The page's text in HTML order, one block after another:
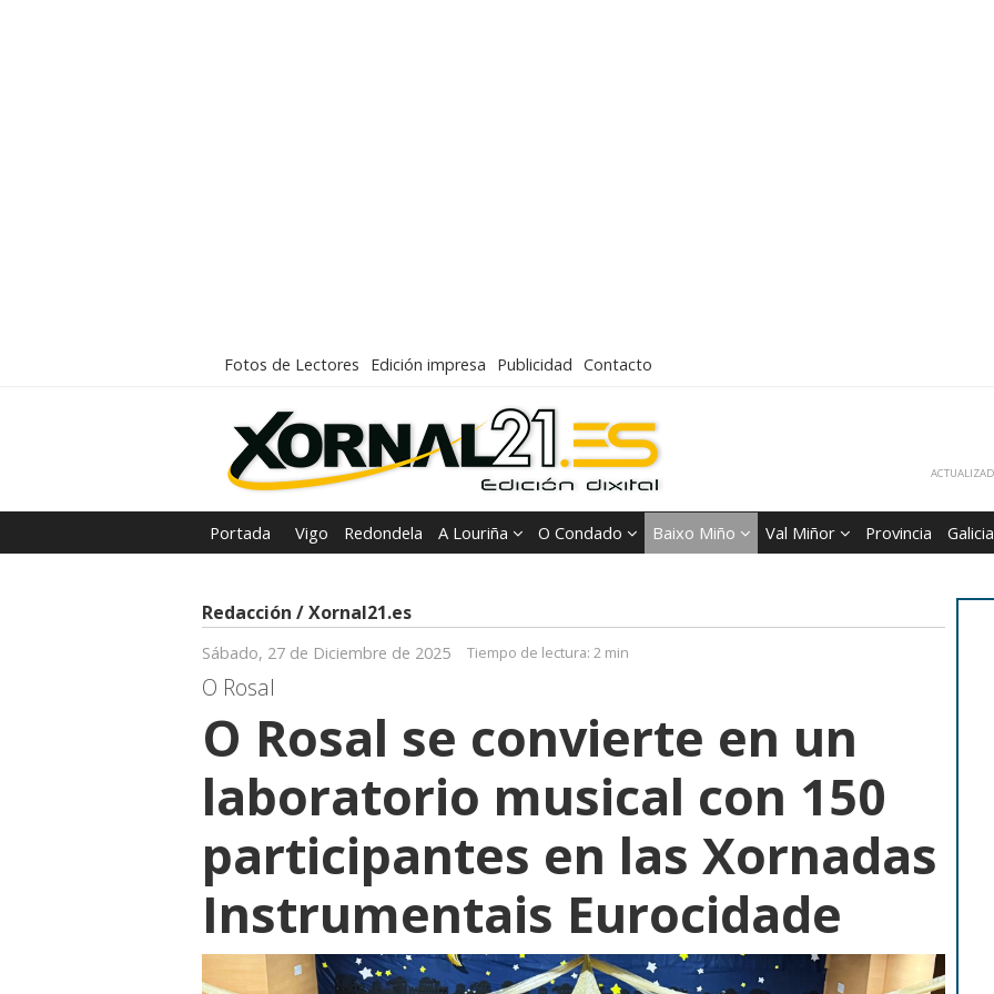
Fotos de Lectores Edición impresa Publicidad Contacto
Portada Vigo Redondela A Louriña O Condado Baixo Miño Val Miñor Provincia Galicia
Redacción / Xornal21.es
Sábado, 27 de Diciembre de 2025 Tiempo de lectura: 2 min
O Rosal
O Rosal se convierte en un
laboratorio musical con 150
participantes en las Xornadas
Instrumentais Eurocidade